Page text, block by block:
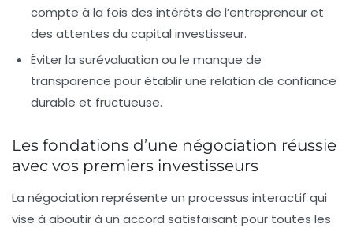
compte à la fois des intérêts de l’entrepreneur et
des attentes du capital investisseur.
Éviter la surévaluation ou le manque de
transparence pour établir une relation de confiance
durable et fructueuse.
Les fondations d’une négociation réussie
avec vos premiers investisseurs
La négociation représente un processus interactif qui
vise à aboutir à un accord satisfaisant pour toutes les